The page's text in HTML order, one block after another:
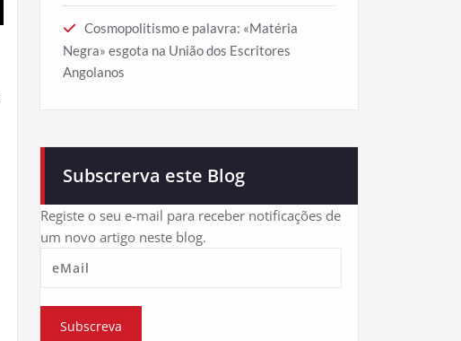
Cosmopolitismo e palavra: «Matéria
Negra» esgota na União dos Escritores
Angolanos
Subscrerva este Blog
Registe o seu e-mail para receber notificações de
um novo artigo neste blog.
Subscreva